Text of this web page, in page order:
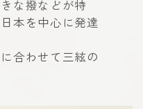
な撥などが特
本を中心に発達
合わせて三絃の